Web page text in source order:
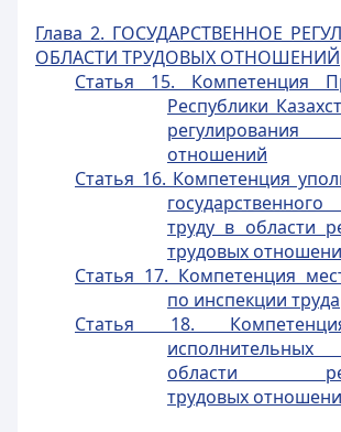
Глава 2. ГОСУДАРСТВЕННОЕ
ОБЛАСТИ ТРУДОВЫХ ОТНОШЕНИЙ
Статья 15. Компетенция
Республики
отношений
Статья 16. Компетенция
труду в области
трудовых
Статья 17. Компетенция
по инспекции труда
Статья 18.
области
трудовых